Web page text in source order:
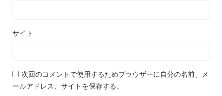
サイト
次回のコメントで使用するためブラウザーに自分の名前、メ
ールアドレス、サイトを保存する。